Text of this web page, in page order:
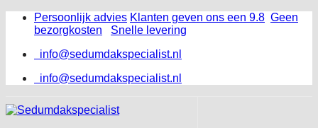
Persoonlijk advies Klanten geven ons een 9.8 Geen
bezorgkosten
Snelle levering
info@sedumdakspecialist.nl
info@sedumdakspecialist.nl